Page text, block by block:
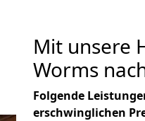
Mit unsere
Worms
Folgende
erschwinglichen